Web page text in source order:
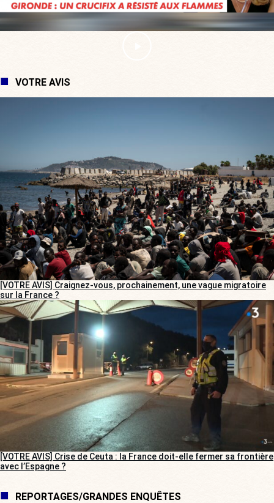
VOTRE AVIS
[VOTRE AVIS] Craignez-vous, prochainement, une vague migratoire
sur la France ?
[VOTRE AVIS] Crise de Ceuta : la France doit-elle fermer sa frontière
avec l’Espagne ?
REPORTAGES/GRANDES ENQUÊTES